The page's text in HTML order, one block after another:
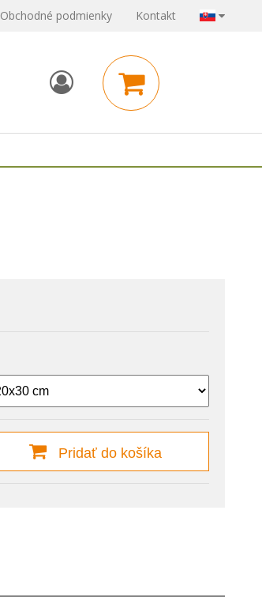
Obchodné podmienky Kontakt
Pridať do košíka